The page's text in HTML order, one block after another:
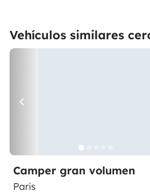
Vehículos similares
Camper gran volumen
Paris